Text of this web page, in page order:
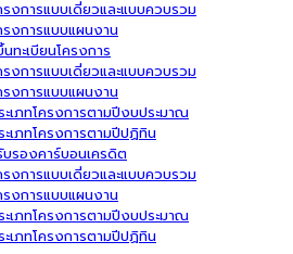
รงการแบบเดี่ยวและแบบควบรวม
รงการแบบแผนงาน
ทะเบียนโครงการ
รงการแบบเดี่ยวและแบบควบรวม
รงการแบบแผนงาน
ะเภทโครงการตามปีงบประมาณ
ะเภทโครงการตามปีปฏิทิน
รองคาร์บอนเครดิต
รงการแบบเดี่ยวและแบบควบรวม
รงการแบบแผนงาน
ะเภทโครงการตามปีงบประมาณ
ะเภทโครงการตามปีปฏิทิน